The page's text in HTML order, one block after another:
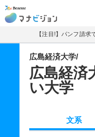
マナビジョン
【注目!】パンフ請
広島経済大学/
広島経済
い大学
文系